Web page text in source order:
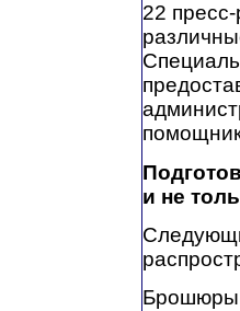
22
и не
Брошюры